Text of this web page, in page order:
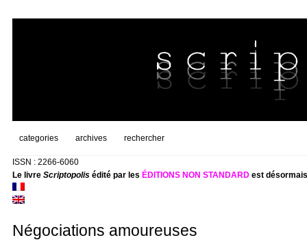
categories archives rechercher
ISSN : 2266-6060
Le livre Scriptopolisédité par les ÉDITIONS NON STANDARDest
Négociations amoureuses